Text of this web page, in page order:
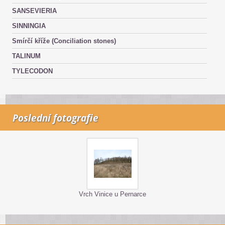
SANSEVIERIA
SINNINGIA
Smírčí kříže (Conciliation stones)
TALINUM
TYLECODON
Poslední fotografie
Vrch Vinice u Pernarce